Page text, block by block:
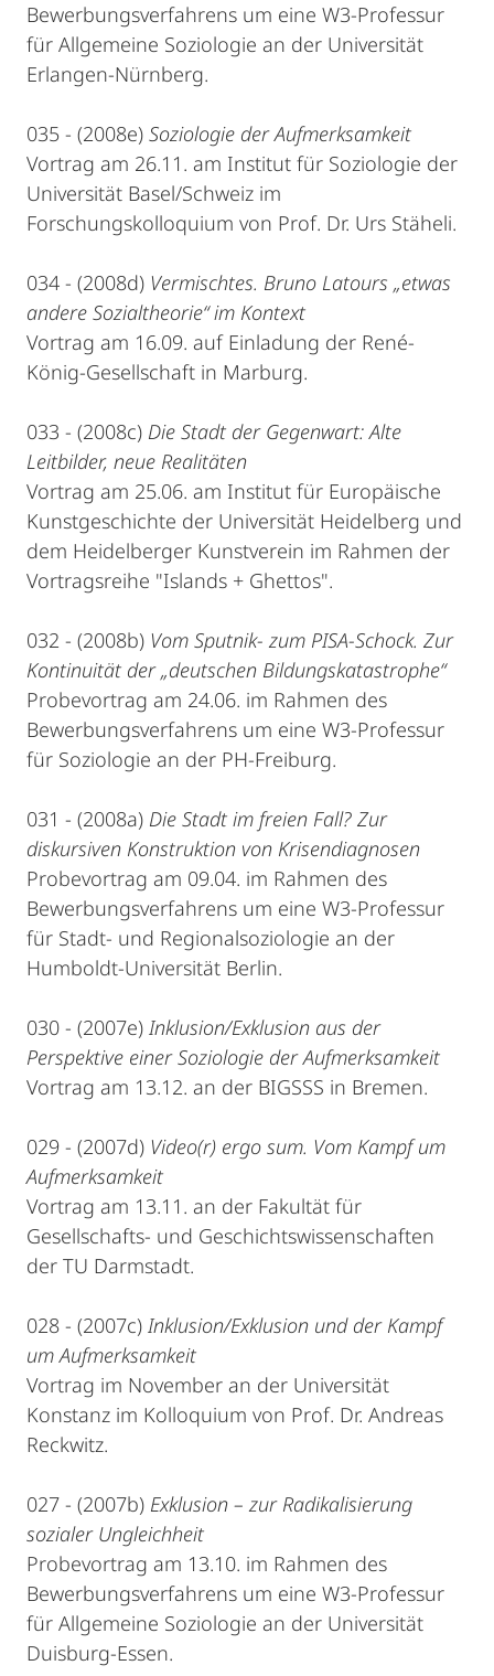
Bewerbungsverfahrens um eine W3-Professur
für Allgemeine Soziologie an der Universität
Erlangen-Nürnberg.
035 - (2008e) Soziologie der Aufmerksamkeit
Vortrag am 26.11. am Institut für Soziologie der
Universität Basel/Schweiz im
Forschungskolloquium von Prof. Dr. Urs Stäheli.
034 - (2008d) Vermischtes. Bruno Latours „etwas
andere Sozialtheorie“ im Kontext
Vortrag am 16.09. auf Einladung der René-
König-Gesellschaft in Marburg.
033 - (2008c) Die Stadt der Gegenwart: Alte
Leitbilder, neue Realitäten
Vortrag am 25.06. am Institut für Europäische
Kunstgeschichte der Universität Heidelberg und
dem Heidelberger Kunstverein im Rahmen der
Vortragsreihe "Islands + Ghettos".
032 - (2008b) Vom Sputnik- zum PISA-Schock. Zur
Kontinuität der „deutschen Bildungskatastrophe“
Probevortrag am 24.06. im Rahmen des
Bewerbungsverfahrens um eine W3-Professur
für Soziologie an der PH-Freiburg.
031 - (2008a) Die Stadt im freien Fall? Zur
diskursiven Konstruktion von Krisendiagnosen
Probevortrag am 09.04. im Rahmen des
Bewerbungsverfahrens um eine W3-Professur
für Stadt- und Regionalsoziologie an der
Humboldt-Universität Berlin.
030 - (2007e) Inklusion/Exklusion aus der
Perspektive einer Soziologie der Aufmerksamkeit
Vortrag am 13.12. an der BIGSSS in Bremen.
029 - (2007d) Video(r) ergo sum. Vom Kampf um
Aufmerksamkeit
Vortrag am 13.11. an der Fakultät für
Gesellschafts- und Geschichtswissenschaften
der TU Darmstadt.
028 - (2007c) Inklusion/Exklusion und der Kampf
um Aufmerksamkeit
Vortrag im November an der Universität
Konstanz im Kolloquium von Prof. Dr. Andreas
Reckwitz.
027 - (2007b) Exklusion – zur Radikalisierung
sozialer Ungleichheit
Probevortrag am 13.10. im Rahmen des
Bewerbungsverfahrens um eine W3-Professur
für Allgemeine Soziologie an der Universität
Duisburg-Essen.